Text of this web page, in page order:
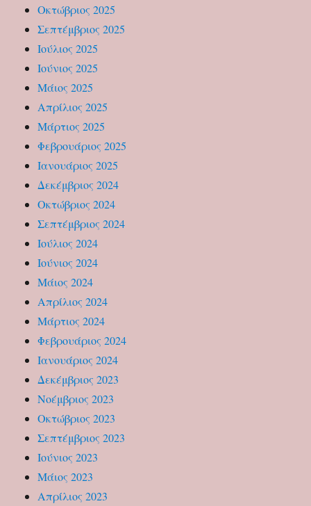
Οκτώβριος 2025
Σεπτέμβριος 2025
Ιούλιος 2025
Ιούνιος 2025
Μάιος 2025
Απρίλιος 2025
Μάρτιος 2025
Φεβρουάριος 2025
Ιανουάριος 2025
Δεκέμβριος 2024
Οκτώβριος 2024
Σεπτέμβριος 2024
Ιούλιος 2024
Ιούνιος 2024
Μάιος 2024
Απρίλιος 2024
Μάρτιος 2024
Φεβρουάριος 2024
Ιανουάριος 2024
Δεκέμβριος 2023
Νοέμβριος 2023
Οκτώβριος 2023
Σεπτέμβριος 2023
Ιούνιος 2023
Μάιος 2023
Απρίλιος 2023